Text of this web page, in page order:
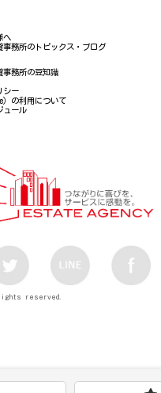
へ
事務所のトピックス・ブログ
事務所の豆知識
シー
）の利用について
ュール
rights reserved.